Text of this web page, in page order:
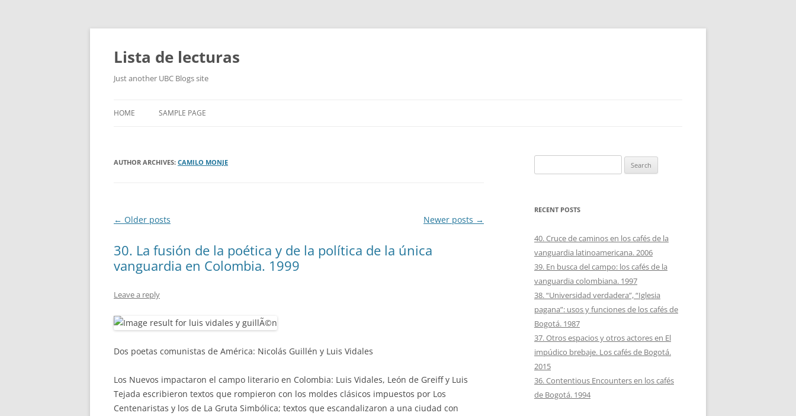
Skip
content
Lista de lecturas
Just another UBC Blogs site
HOME SAMPLE PAGE
AUTHOR ARCHIVES: CAMILO MONJE
Post
← Older posts Newer posts →
30. La fusión de la poética y de la política de la única
vanguardia en Colombia. 1999
Leave a reply
Dos poetas comunistas de América: Nicolás Guillén y Luis Vidales
Los Nuevos impactaron el campo literario en Colombia: Luis Vidales, León de Greiff y Luis
Tejada escribieron textos que rompieron con los moldes clásicos impuestos por Los
Centenaristas y los de La Gruta Simbólica; textos que escandalizaron a una ciudad con
for:
RECENT POSTS
40. Cruce de caminos en los cafés de la
vanguardia latinoamericana. 2006
39. En busca del campo: los cafés de la
vanguardia colombiana. 1997
38. “Universidad verdadera”, “Iglesia
pagana”: usos y funciones de los cafés de
Bogotá. 1987
37. Otros espacios y otros actores en El
impúdico brebaje. Los cafés de Bogotá.
2015
36. Contentious Encounters en los cafés
de Bogotá. 1994